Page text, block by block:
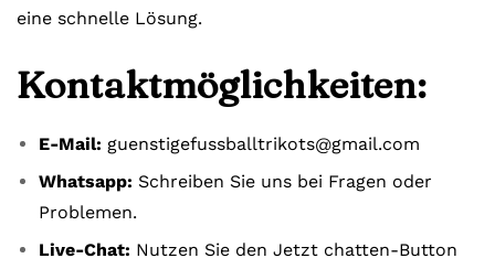
eine schnelle Lösung.
Kontaktmöglichkeiten:
E-Mail: guenstigefussballtrikots@gmail.com
Whatsapp: Schreiben Sie uns bei Fragen oder
Problemen.
Live-Chat: Nutzen Sie den Jetzt chatten-Button